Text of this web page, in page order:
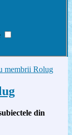
membrii Rolug
din